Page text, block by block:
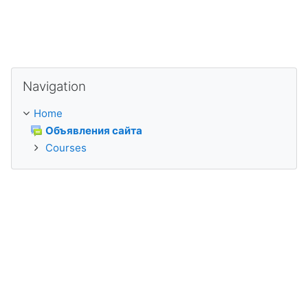
Navigation
Home
Объявления сайта
Courses